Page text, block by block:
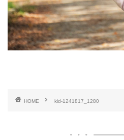
HOME kid-1241817_1280